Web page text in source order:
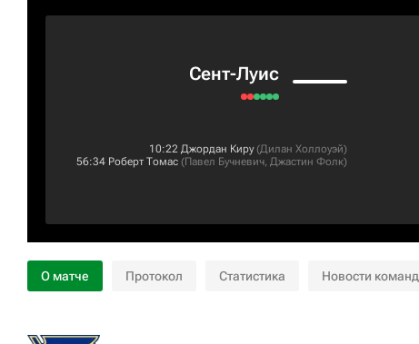
Сент-Луис
10:22 Джордан Киру(Дилан Холлоуэй)
56:34 Роберт Томас (Павел Бучневич, Джастин Фолк)
О матче Протокол Статистика Новости команд